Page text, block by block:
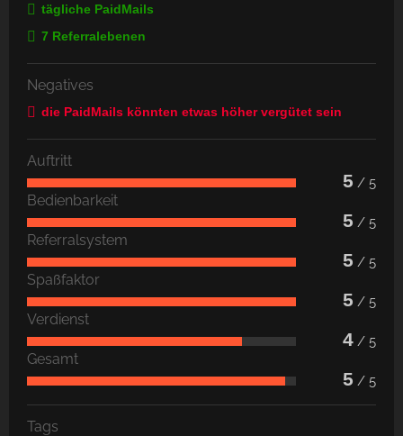
tägliche PaidMails
7 Referralebenen
Negatives
die PaidMails könnten etwas höher vergütet sein
Auftritt
5 / 5
Bedienbarkeit
5 / 5
Referralsystem
5 / 5
Spaßfaktor
5 / 5
Verdienst
4 / 5
Gesamt
5 / 5
Tags